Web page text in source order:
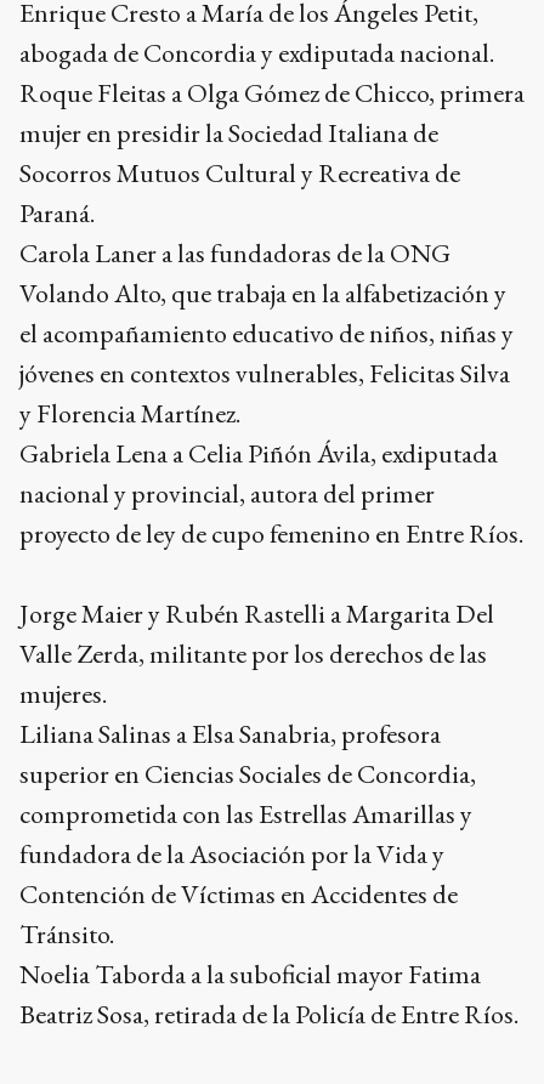
Enrique Cresto a María de los Ángeles Petit,
abogada de Concordia y exdiputada nacional.
Roque Fleitas a Olga Gómez de Chicco, primera
mujer en presidir la Sociedad Italiana de
Socorros Mutuos Cultural y Recreativa de
Paraná.
Carola Laner a las fundadoras de la ONG
Volando Alto, que trabaja en la alfabetización y
el acompañamiento educativo de niños, niñas y
jóvenes en contextos vulnerables, Felicitas Silva
y Florencia Martínez.
Gabriela Lena a Celia Piñón Ávila, exdiputada
nacional y provincial, autora del primer
proyecto de ley de cupo femenino en Entre Ríos.
Jorge Maier y Rubén Rastelli a Margarita Del
Valle Zerda, militante por los derechos de las
mujeres.
Liliana Salinas a Elsa Sanabria, profesora
superior en Ciencias Sociales de Concordia,
comprometida con las Estrellas Amarillas y
fundadora de la Asociación por la Vida y
Contención de Víctimas en Accidentes de
Tránsito.
Noelia Taborda a la suboficial mayor Fatima
Beatriz Sosa, retirada de la Policía de Entre Ríos.